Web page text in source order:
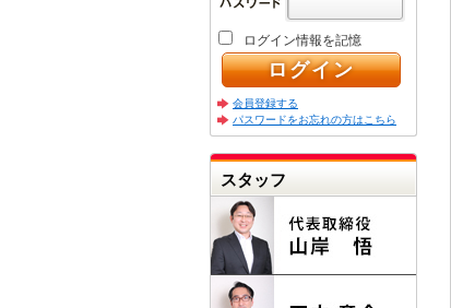
ログイン情報を記憶
会員登録する
パスワードをお忘れの方はこちら
スタッフ